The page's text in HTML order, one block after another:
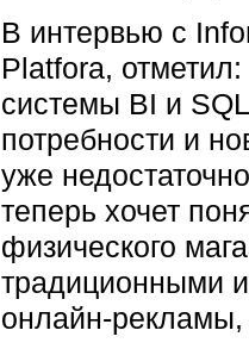
В интервью с
Platfora,
системы BI и
потребности и
уже
теперь хочет
физического
традиционными
онлайн-рекламы,